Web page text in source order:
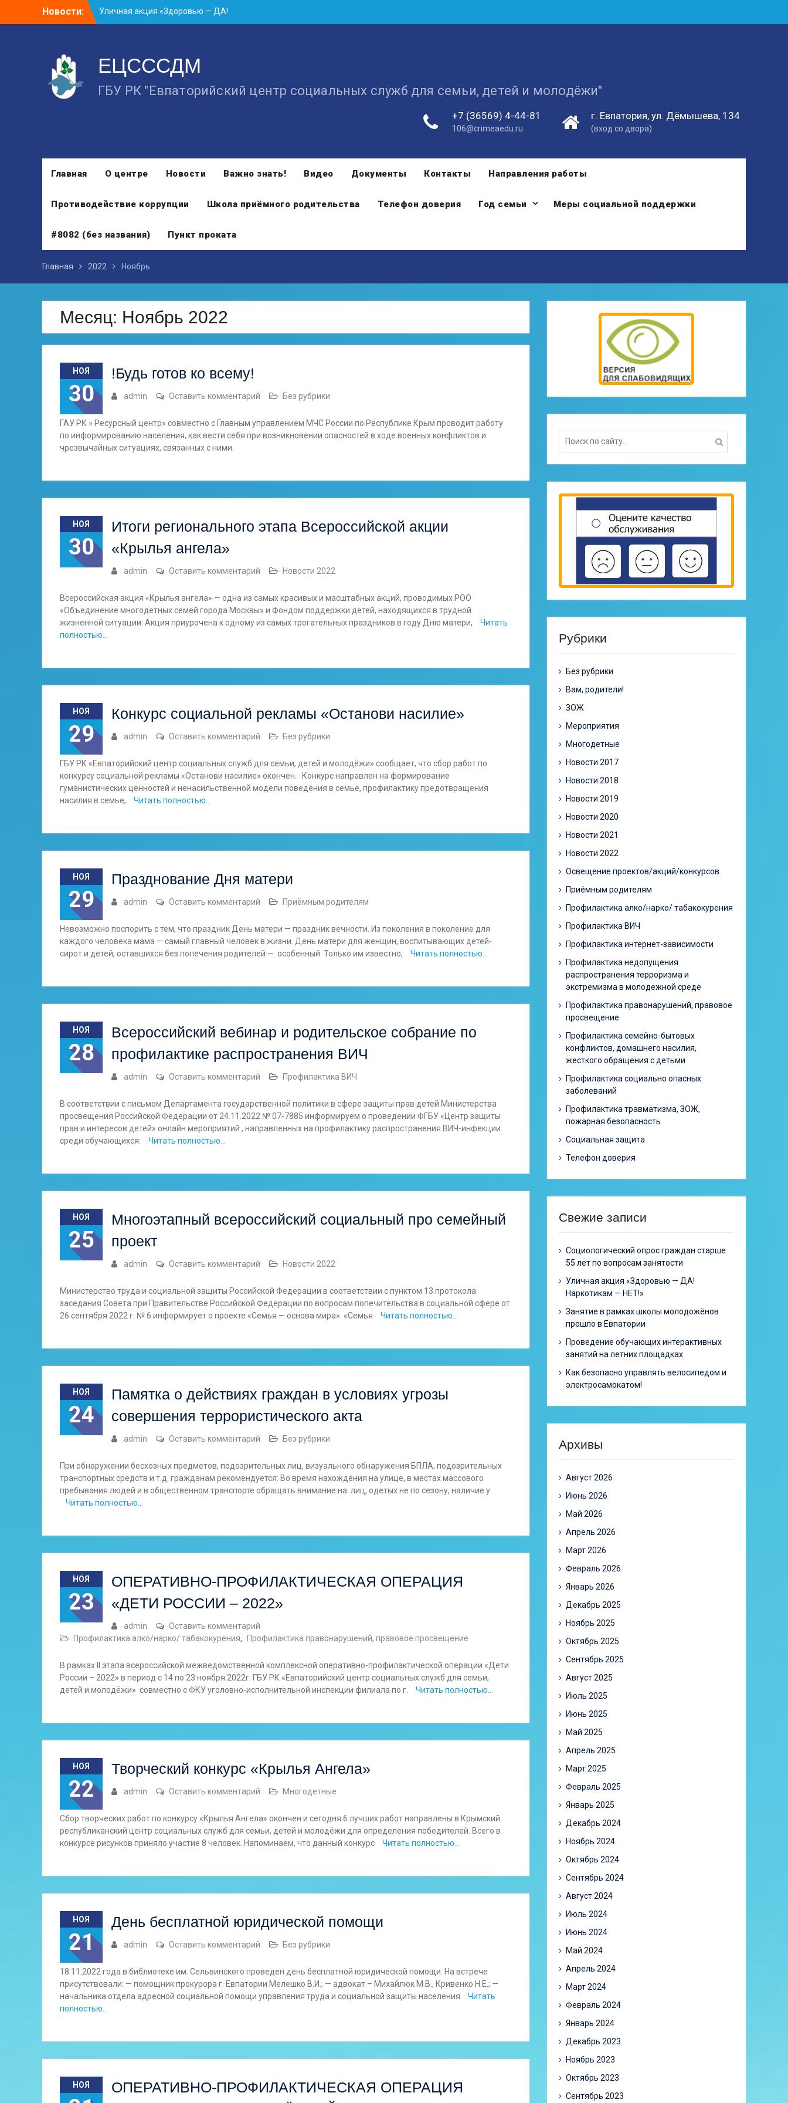
Новости:
Уличная акция «Здоровью — ДА!
Наркотикам — НЕТ!»
Cоциологический опрос граждан
старше 55 лет по вопросам занятости
ЕЦСССДМ
ГБУ РК "Евпаторийский центр социальных служб для семьи, детей и молодёжи"
+7 (36569) 4-44-81
106@crimeaedu.ru
г. Евпатория, ул. Дёмышева, 134
(вход со двора)
Главная О центре Новости Важно знать! Видео Документы Контакты Направления работы
Противодействие коррупции Школа приёмного родительства Телефон доверия Год семьи Меры социальной поддержки
#8082 (без названия) Пункт проката
Главная 2022 Ноябрь
Месяц: Ноябрь 2022
НОЯ
30
!Будь готов ко всему!
admin Оставить комментарий Без рубрики
ГАУ РК » Ресурсный центр» совместно с Главным управлением МЧС России по Республике Крым проводит работу
по информированию населения, как вести себя при возникновении опасностей в ходе военных конфликтов и
чрезвычайных ситуациях, связанных с ними.
НОЯ
30
Итоги регионального этапа Всероссийской акции
«Крылья ангела»
admin Оставить комментарий Новости 2022
Всероссийская акция «Крылья ангела» — одна из самых красивых и масштабных акций, проводимых РОО
«Объединение многодетных семей города Москвы» и Фондом поддержки детей, находящихся в трудной
жизненной ситуации. Акция приурочена к одному из самых трогательных праздников в году Дню матери,
Читать
полностью…
НОЯ
29
Конкурс социальной рекламы «Останови насилие»
admin Оставить комментарий Без рубрики
ГБУ РК «Евпаторийский центр социальных служб для семьи, детей и молодёжи» сообщает, что сбор работ по
конкурсу социальной рекламы «Останови насилие» окончен. Конкурс направлен на формирование
гуманистических ценностей и ненасильственной модели поведения в семье, профилактику предотвращения
насилия в семье,
Читать полностью…
НОЯ
29
Празднование Дня матери
admin Оставить комментарий Приёмным родителям
Невозможно поспорить с тем, что праздник День матери — праздник вечности. Из поколения в поколение для
каждого человека мама — самый главный человек в жизни. День матери для женщин, воспитывающих детей-
сирот и детей, оставшихся без попечения родителей — особенный. Только им известно,
Читать полностью…
НОЯ
28
Всероссийский вебинар и родительское собрание по
профилактике распространения ВИЧ
admin Оставить комментарий Профилактика ВИЧ
В соответствии с письмом Департамента государственной политики в сфере защиты прав детей Министерства
просвещения Российской Федерации от 24.11.2022 № 07-7885 информируем о проведении ФГБУ «Центр защиты
прав и интересов детей» онлайн мероприятий , направленных на профилактику распространения ВИЧ-инфекции
среди обучающихся:
Читать полностью…
НОЯ
25
Многоэтапный всероссийский социальный про семейный
проект
admin Оставить комментарий Новости 2022
Министерство труда и социальной защиты Российской Федерации в соответствии с пунктом 13 протокола
заседания Совета при Правительстве Российской Федерации по вопросам попечительства в социальной сфере от
26 сентября 2022 г. № 6 информирует о проекте «Семья — основа мира». «Семья
Читать полностью…
НОЯ
24
Памятка о действиях граждан в условиях угрозы
совершения террористического акта
admin Оставить комментарий Без рубрики
При обнаружении бесхозных предметов, подозрительных лиц, визуального обнаружения БПЛА, подозрительных
транспортных средств и т.д. гражданам рекомендуется: Во время нахождения на улице, в местах массового
пребывания людей и в общественном транспорте обращать внимание на: лиц, одетых не по сезону, наличие у
Читать полностью…
НОЯ
23
ОПЕРАТИВНО-ПРОФИЛАКТИЧЕСКАЯ ОПЕРАЦИЯ
«ДЕТИ РОССИИ – 2022»
admin
Оставить комментарий
Профилактика алко/нарко/ табакокурения, Профилактика правонарушений, правовое просвещение
В рамках II этапа всероссийской межведомственной комплексной оперативно-профилактической операции «Дети
России – 2022» в период с 14 по 23 ноября 2022г. ГБУ РК «Евпаторийский центр социальных служб для семьи,
детей и молодёжи» совместно с ФКУ уголовно-исполнительной инспекции филиала по г.
Читать полностью…
НОЯ
22
Творческий конкурс «Крылья Ангела»
admin Оставить комментарий Многодетные
Сбор творческих работ по конкурсу «Крылья Ангела» окончен и сегодня 6 лучших работ направлены в Крымский
республиканский центр социальных служб для семьи, детей и молодёжи для определения победителей. Всего в
конкурсе рисунков приняло участие 8 человек. Напоминаем, что данный конкурс
Читать полностью…
НОЯ
21
День бесплатной юридической помощи
admin Оставить комментарий Без рубрики
18.11.2022 года в библиотеке им. Сельвинского проведен день бесплатной юридической помощи. На встрече
присутствовали: — помощник прокурора г. Евпатории Мелешко В.И.; — адвокат – Михайлюк М.В., Кривенко Н.Е.; —
начальника отдела адресной социальной помощи управления труда и социальной защиты населения
Читать
полностью…
НОЯ
ОПЕРАТИВНО-ПРОФИЛАКТИЧЕСКАЯ ОПЕРАЦИЯ
Search
for:
Рубрики
Без рубрики
Вам, родители!
ЗОЖ
Мероприятия
Многодетные
Новости 2017
Новости 2018
Новости 2019
Новости 2020
Новости 2021
Новости 2022
Освещение проектов/акций/конкурсов
Приёмным родителям
Профилактика алко/нарко/ табакокурения
Профилактика ВИЧ
Профилактика интернет-зависимости
Профилактика недопущения
распространения терроризма и
экстремизма в молодежной среде
Профилактика правонарушений, правовое
просвещение
Профилактика семейно-бытовых
конфликтов, домашнего насилия,
жесткого обращения с детьми
Профилактика социально опасных
заболеваний
Профилактика травматизма, ЗОЖ,
пожарная безопасность
Социальная защита
Телефон доверия
Свежие записи
Cоциологический опрос граждан старше
55 лет по вопросам занятости
Уличная акция «Здоровью — ДА!
Наркотикам — НЕТ!»
Занятие в рамках школы молодожёнов
прошло в Евпатории
Проведение обучающих интерактивных
занятий на летних площадках
Как безопасно управлять велосипедом и
электросамокатом!
Архивы
Август 2026
Июнь 2026
Май 2026
Апрель 2026
Март 2026
Февраль 2026
Январь 2026
Декабрь 2025
Ноябрь 2025
Октябрь 2025
Сентябрь 2025
Август 2025
Июль 2025
Июнь 2025
Май 2025
Апрель 2025
Март 2025
Февраль 2025
Январь 2025
Декабрь 2024
Ноябрь 2024
Октябрь 2024
Сентябрь 2024
Август 2024
Июль 2024
Июнь 2024
Май 2024
Апрель 2024
Март 2024
Февраль 2024
Январь 2024
Декабрь 2023
Ноябрь 2023
Октябрь 2023
Сентябрь 2023